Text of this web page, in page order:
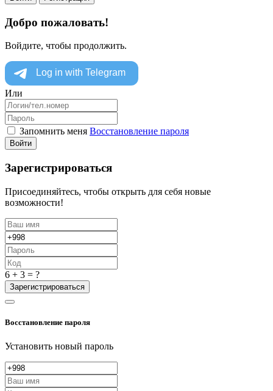
Добро пожаловать!
Войдите, чтобы продолжить.
Или
Запомнить меня Восстановление пароля
Войти
Зарегистрироваться
Присоединяйтесь, чтобы открыть для себя новые
возможности!
6 + 3 = ?
Зарегистрироваться
Восстановление пароля
Установить новый пароль